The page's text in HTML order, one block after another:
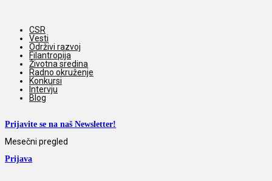
CSR
Vesti
Održivi razvoj
Filantropija
Životna sredina
Radno okruženje
Konkursi
Intervju
Blog
Prijavite se na naš Newsletter!
Mesečni pregled
Prijava